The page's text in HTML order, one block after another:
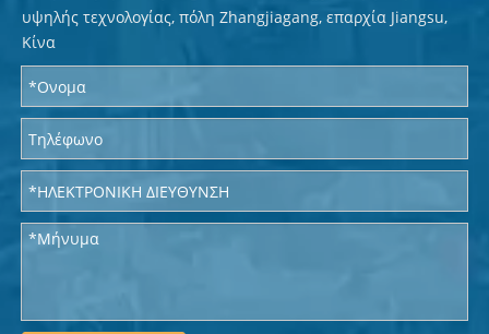
υψηλής τεχνολογίας, πόλη Zhangjiagang, επαρχία Jiangsu,
Κίνα